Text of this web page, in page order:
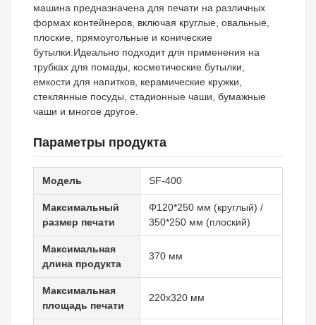
машина предназначена для печати на различных
формах контейнеров, включая круглые, овальные,
плоские, прямоугольные и конические
бутылки.Идеально подходит для применения на
трубках для помады, косметические бутылки,
емкости для напитков, керамические кружки,
стеклянные посуды, стадионные чаши, бумажные
чаши и многое другое.
Параметры продукта
Модель SF-400
Максимальный
размер печати
Φ120*250 мм (круглый) /
350*250 мм (плоский)
Максимальная
длина продукта
370 мм
Максимальная
площадь печати
220х320 мм